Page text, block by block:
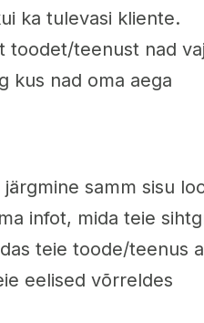
ka tulevasi kliente.
toodet/teenust nad
kus nad oma aega
samm sisu
infot, mida teie
teie toode/teenus
eelised võrreldes